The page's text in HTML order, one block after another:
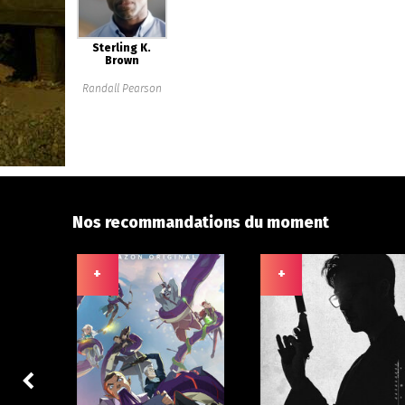
Sterling K.
Brown
Randall Pearson
Nos recommandations du moment
+ +